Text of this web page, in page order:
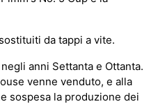
da tappi a vite.
anni Settanta e Ottanta.
venne venduto, e alla
sospesa la produzione dei